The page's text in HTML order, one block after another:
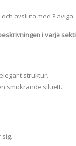
och avsluta med 3 aviga,
i varje
struktur.
smickrande siluett.